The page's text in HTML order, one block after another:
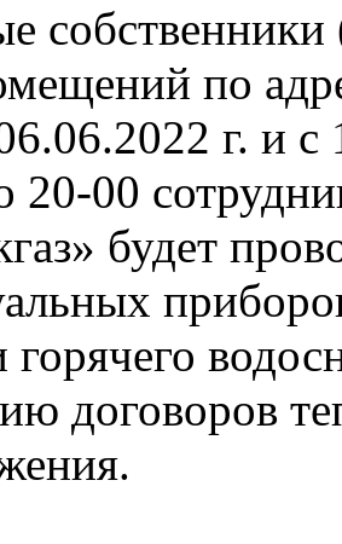
собственники
по
г. и
20-00
будет
горячего
договоров